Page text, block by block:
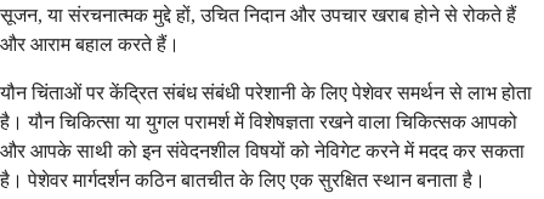
सूजन, या संरचनात्मक मुद्दे हों, उचित निदान और उपचार खराब होने से रोकते हैं
और आराम बहाल करते हैं।
यौन चिंताओं पर केंद्रित संबंध संबंधी परेशानी के लिए पेशेवर समर्थन से लाभ होता
है। यौन चिकित्सा या युगल परामर्श में विशेषज्ञता रखने वाला चिकित्सक आपको
और आपके साथी को इन संवेदनशील विषयों को नेविगेट करने में मदद कर सकता
है। पेशेवर मार्गदर्शन कठिन बातचीत के लिए एक सुरक्षित स्थान बनाता है।